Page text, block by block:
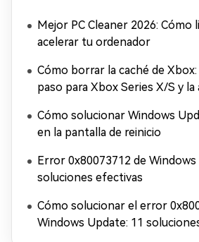
Mejor PC Cleaner 2026: Cómo
acelerar tu ordenador
Cómo borrar la caché de Xbox:
paso para Xbox Series X/S y la
Cómo solucionar Windows
en la pantalla de reinicio
Error 0x80073712 de
soluciones efectivas
Cómo solucionar el error
Windows Update: 11